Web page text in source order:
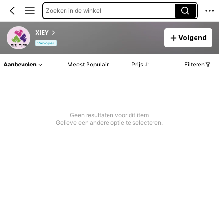
Zoeken in de winkel
XIEY
Verkoper
Volgend
Aanbevolen Meest Populair Prijs Filteren
Geen resultaten voor dit item
Gelieve een andere optie te selecteren.